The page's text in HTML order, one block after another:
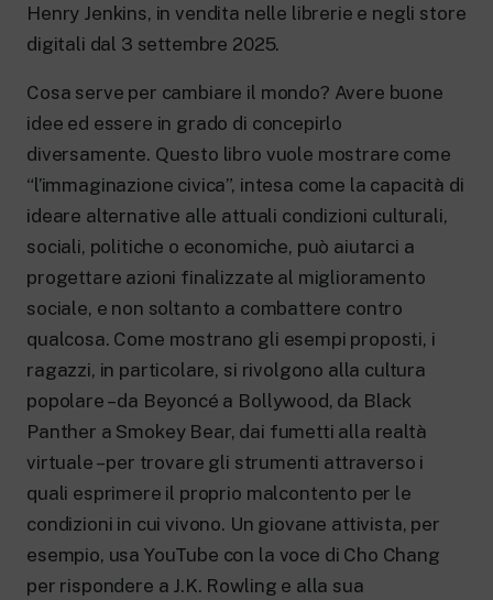
New 24 ore su 24: attualità, ultime notizie
e aggiornamenti.
RaiNews
Le redazioni regionali di RaiNews.
Approfondimenti culturali su Arte,
Letteratura, Storia e molto altro.
Rai Cultura
Per le scuole secondarie di I e II grado,
l’Università, i Docenti e l’istruzione degli
Henry Jenkins, in vendita nelle librerie e negli store
digitali dal 3 settembre 2025.
Cosa serve per cambiare il mondo? Avere buone
idee ed essere in grado di concepirlo
diversamente. Questo libro vuole mostrare come
“l’immaginazione civica”, intesa come la capacità di
ideare alternative alle attuali condizioni culturali,
sociali, politiche o economiche, può aiutarci a
progettare azioni finalizzate al miglioramento
sociale, e non soltanto a combattere contro
qualcosa. Come mostrano gli esempi proposti, i
ragazzi, in particolare, si rivolgono alla cultura
popolare – da Beyoncé a Bollywood, da Black
Panther a Smokey Bear, dai fumetti alla realtà
virtuale – per trovare gli strumenti attraverso i
quali esprimere il proprio malcontento per le
condizioni in cui vivono. Un giovane attivista, per
esempio, usa YouTube con la voce di Cho Chang
per rispondere a J.K. Rowling e alla sua